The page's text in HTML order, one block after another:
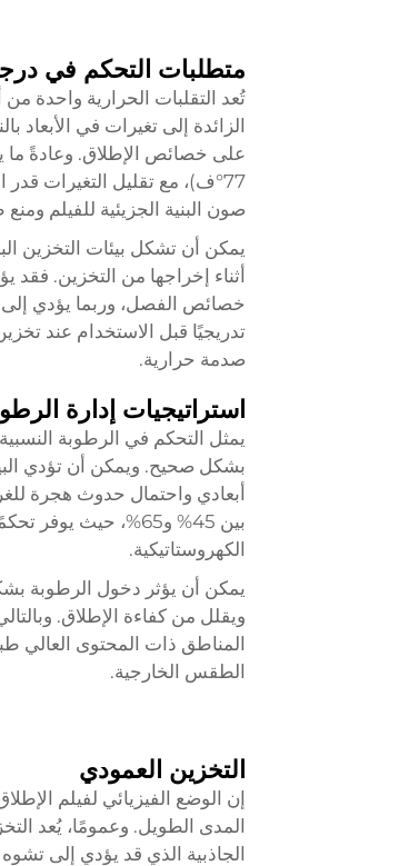
متطلبات التحكم في
الزائدة إلى تغيرات في الأبعاد
77°ف)، مع تقليل التغيرات
صون البنية الجزيئية للفيلم
يمكن أن تشكل بيئات التخزين
أثناء إخراجها من التخزين. فقد
خصائص الفصل، وربما يؤدي
تدريجيًا قبل الاستخدام عند
صدمة حرارية.
استراتيجيات إدارة
بشكل صحيح. ويمكن أن تؤدي
أبعادي واحتمال حدوث هجرة
بين 45% و65%،
الكهروستاتيكية.
يمكن أن يؤثر دخول الرطوبة
ويقلل من كفاءة الإطلاق.
المناطق ذات المحتوى العالي
الطقس الخارجية.
التخزين العمودي
المدى الطويل. وعمومًا، يُعد
الجاذبية الذي قد يؤدي إلى